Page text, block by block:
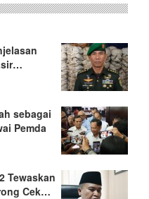
sebagai
Pemda
Tewaskan
Cek…